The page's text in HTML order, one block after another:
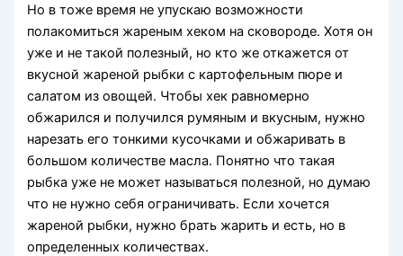
Но в тоже время не упускаю возможности
полакомиться жареным хеком на сковороде. Хотя он
уже и не такой полезный, но кто же откажется от
вкусной жареной рыбки с картофельным пюре и
салатом из овощей. Чтобы хек равномерно
обжарился и получился румяным и вкусным, нужно
нарезать его тонкими кусочками и обжаривать в
большом количестве масла. Понятно что такая
рыбка уже не может называться полезной, но думаю
что не нужно себя ограничивать. Если хочется
жареной рыбки, нужно брать жарить и есть, но в
определенных количествах.